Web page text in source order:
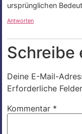
ursprünglichen
Antworten
Schreibe
Deine E-Mail-
Erforderliche
Kommentar *